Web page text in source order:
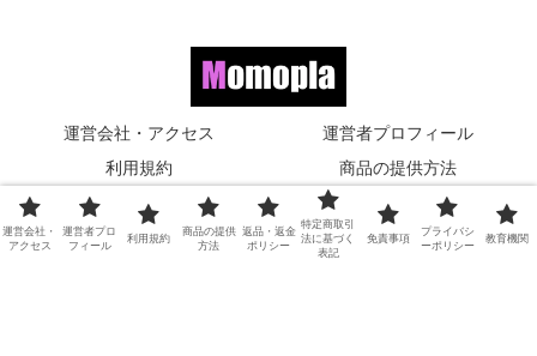
運営会社・アクセス
運営者プロフィール
利用規約
商品の提供方法
返品・返金ポリシー
特定商取引法に基づく表記
免責事項
プライバシーポリシー
運営会社・
アクセス
運営者プロ
フィール
利用規約
商品の提供
方法
返品・返金
ポリシー
特定商取引
法に基づく
表記
免責事項
プライバシ
ーポリシー
教育機関